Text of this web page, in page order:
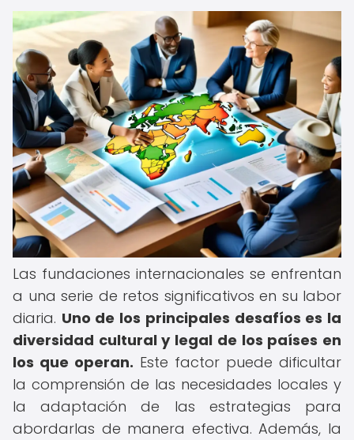
Las fundaciones internacionales se enfrentan
a una serie de retos significativos en su labor
diaria. Uno de los principales desafíos es la
diversidad cultural y legal de los países en
los que operan. Este factor puede dificultar
la comprensión de las necesidades locales y
la adaptación de las estrategias para
abordarlas de manera efectiva. Además, la